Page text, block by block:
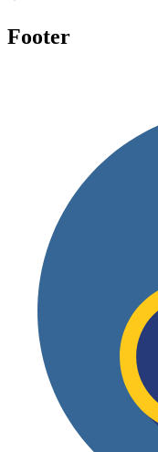
Footer